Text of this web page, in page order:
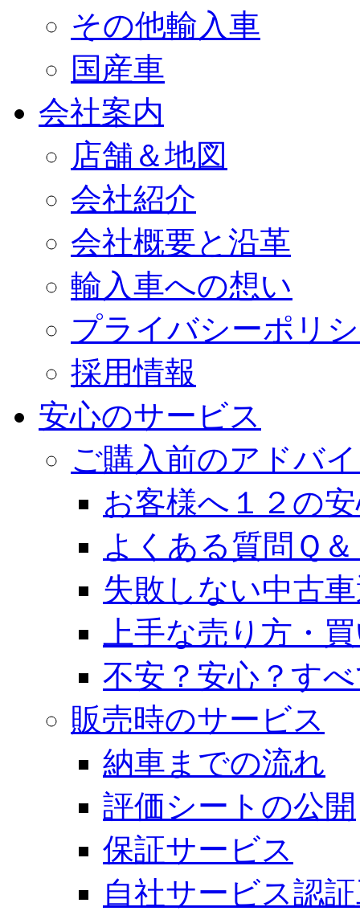
その他輸入車
国産車
会社案内
店舗＆地図
会社紹介
会社概要と沿革
輸入車への想い
プライバシーポリ
採用情報
安心のサービス
ご購入前のアドバ
お客様へ１２の
よくある質問Ｑ
失敗しない中古
上手な売り方・
不安？安心？す
販売時のサービス
納車までの流れ
評価シートの公開
保証サービス
自社サービス認